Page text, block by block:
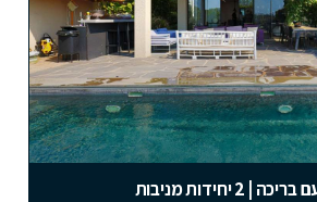
| 2 יחידות מניבות